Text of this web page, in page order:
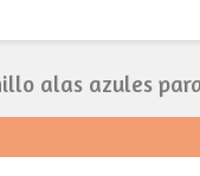
alas azules